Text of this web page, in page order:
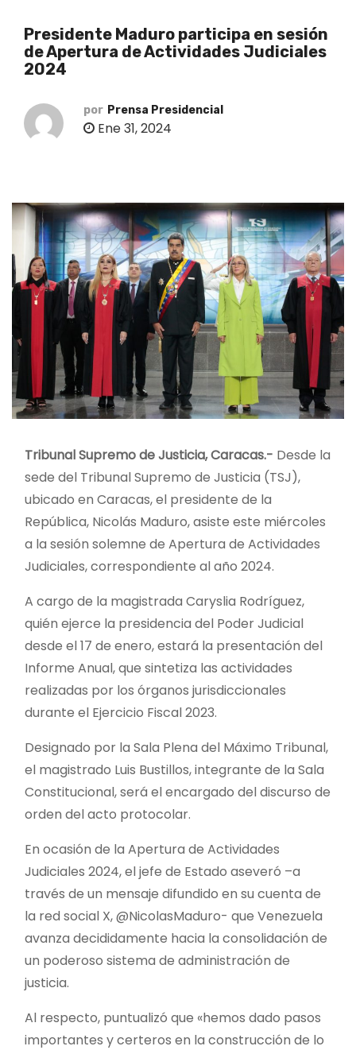
Presidente Maduro participa en sesión
de Apertura de Actividades Judiciales
2024
por Prensa Presidencial
Ene 31, 2024
Tribunal Supremo de Justicia, Caracas.- Desde la
sede del Tribunal Supremo de Justicia (TSJ),
ubicado en Caracas, el presidente de la
República, Nicolás Maduro, asiste este miércoles
a la sesión solemne de Apertura de Actividades
Judiciales, correspondiente al año 2024.
A cargo de la magistrada Caryslia Rodríguez,
quién ejerce la presidencia del Poder Judicial
desde el 17 de enero, estará la presentación del
Informe Anual, que sintetiza las actividades
realizadas por los órganos jurisdiccionales
durante el Ejercicio Fiscal 2023.
Designado por la Sala Plena del Máximo Tribunal,
el magistrado Luis Bustillos, integrante de la Sala
Constitucional, será el encargado del discurso de
orden del acto protocolar.
En ocasión de la Apertura de Actividades
Judiciales 2024, el jefe de Estado aseveró –a
través de un mensaje difundido en su cuenta de
la red social X, @NicolasMaduro- que Venezuela
avanza decididamente hacia la consolidación de
un poderoso sistema de administración de
justicia.
Al respecto, puntualizó que «hemos dado pasos
importantes y certeros en la construcción de lo